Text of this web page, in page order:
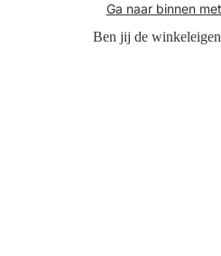
Ga naar binnen
Ben jij de